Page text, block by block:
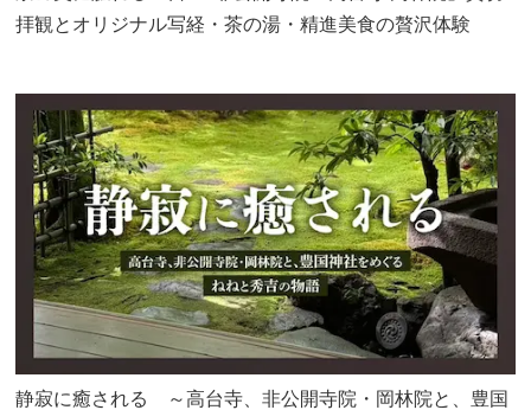
拝観とオリジナル写経・茶の湯・精進美食の贅沢体験
静寂に癒される ～高台寺、非公開寺院・岡林院と、豊国